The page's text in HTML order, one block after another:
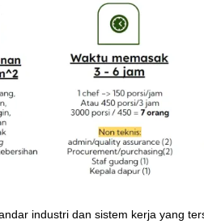
industri dan sistem kerja yang